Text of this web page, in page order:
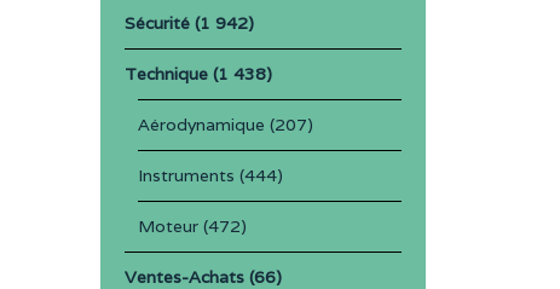
Sécurité(1 942)
Technique(1 438)
Aérodynamique (207)
Instruments (444)
Moteur(472)
Ventes-Achats(66)